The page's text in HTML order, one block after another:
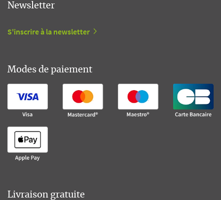
Newsletter
S'inscrire à la newsletter
Modes de paiement
Livraison gratuite